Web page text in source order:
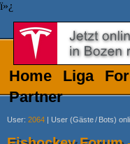
ï»¿
Home Liga
Partner
User: 2064 | User (Gäste/ Bots)